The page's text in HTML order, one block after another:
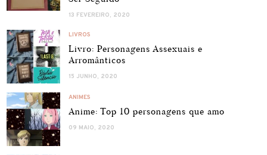
13 FEVEREIRO, 2020
LIVROS
Livro: Personagens Assexuais e
Arromânticos
15 JUNHO, 2020
ANIMES
Anime: Top 10 personagens que amo
09 MAIO, 2020